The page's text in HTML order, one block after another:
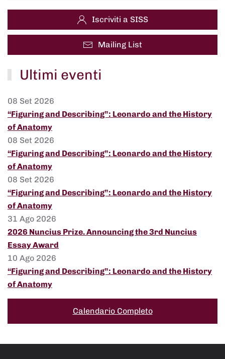
Iscriviti a SISS
Mailing List
Ultimi eventi
08 Set 2026
“Figuring and Describing”: Leonardo and the History
of Anatomy
08 Set 2026
“Figuring and Describing”: Leonardo and the History
of Anatomy
08 Set 2026
“Figuring and Describing”: Leonardo and the History
of Anatomy
31 Ago 2026
2026 Nuncius Prize. Announcing the 3rd Nuncius
Essay Award
10 Ago 2026
“Figuring and Describing”: Leonardo and the History
of Anatomy
Calendario Completo